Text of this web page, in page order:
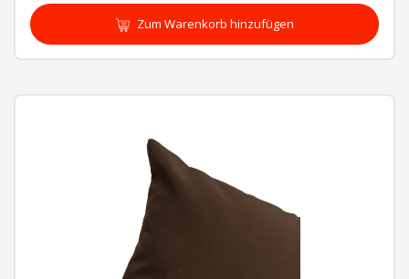
Zum Warenkorb hinzufügen